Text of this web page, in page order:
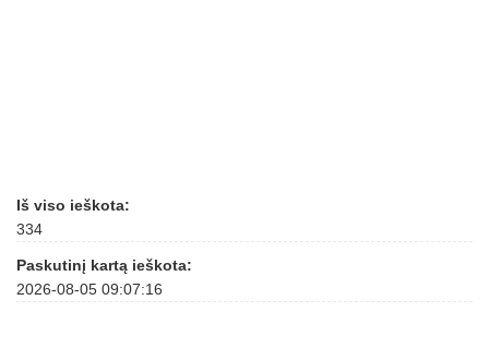
Iš viso ieškota:
334
Paskutinį kartą ieškota:
2026-08-05 09:07:16